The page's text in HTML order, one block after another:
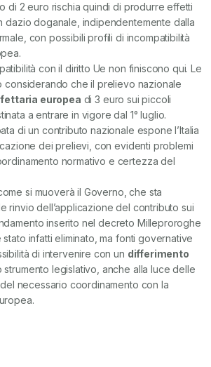
di 2 euro rischia quindi di produrre effetti
dazio doganale, indipendentemente dalla
con possibili profili di incompatibilità
con il diritto Ue non finiscono qui. Le
considerando che il prelievo nazionale
europea di 3 euro sui piccoli
a entrare in vigore dal 1° luglio.
di un contributo nazionale espone l’Italia
dei prelievi, con evidenti problemi
normativo e certezza del
si muoverà il Governo, che sta
rinvio dell’applicazione del contributo sui
inserito nel decreto Milleproroghe
infatti eliminato, ma fonti governative
di intervenire con un differimento
legislativo, anche alla luce delle
necessario coordinamento con la